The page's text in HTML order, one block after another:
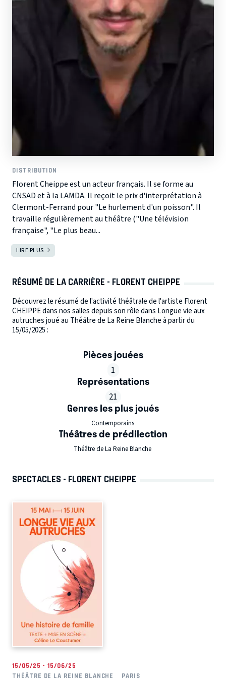
DISTRIBUTION
Florent Cheippe est un acteur français. Il se forme au
CNSAD et à la LAMDA. Il reçoit le prix d'interprétation à
Clermont-Ferrand pour "Le hurlement d'un poisson". Il
travaille régulièrement au théâtre ("Une télévision
française", "Le plus beau...
LIRE PLUS
RÉSUMÉ DE LA CARRIÈRE - FLORENT CHEIPPE
Découvrez le résumé de l'activité théâtrale de l'artiste Florent
CHEIPPE dans nos salles depuis son rôle dans Longue vie aux
autruches joué au Théâtre de La Reine Blanche à partir du
15/05/2025 :
Pièces jouées
1
Représentations
21
Genres les plus joués
Contemporains
Théâtres de prédilection
Théâtre de La Reine Blanche
SPECTACLES - FLORENT CHEIPPE
15/05/25 - 15/06/25
THÉÂTRE DE LA REINE BLANCHE
PARIS